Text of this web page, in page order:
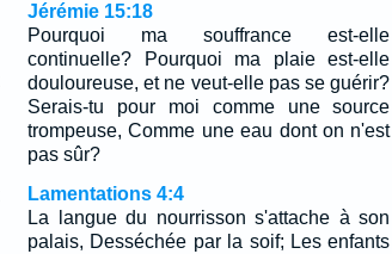
Jérémie 15:18
Pourquoi ma souffrance est-elle
continuelle? Pourquoi ma plaie est-elle
douloureuse, et ne veut-elle pas se guérir?
Serais-tu pour moi comme une source
trompeuse, Comme une eau dont on n'est
pas sûr?
Lamentations 4:4
La langue du nourrisson s'attache à son
palais, Desséchée par la soif; Les enfants